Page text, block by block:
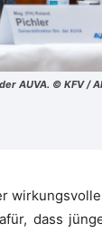
AUVA. © KFV /
dass